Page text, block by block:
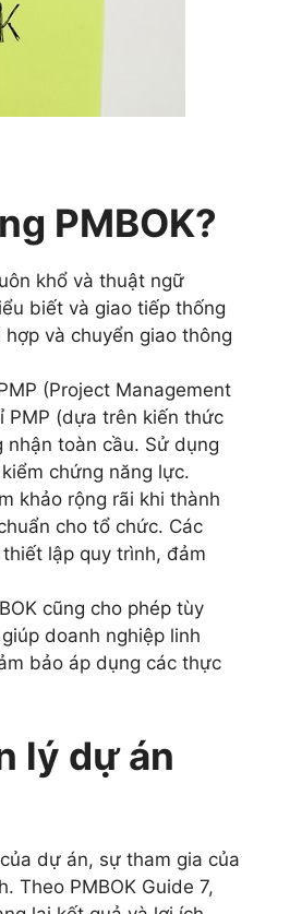
PMBOK?
khổ và thuật ngữ
biết và giao tiếp thống
và chuyển giao thông
(Project Management
PMP (dựa trên kiến thức
nhận toàn cầu. Sử dụng
chứng năng lực.
khảo rộng rãi khi thành
cho tổ chức. Các
lập quy trình, đảm
cũng cho phép tùy
doanh nghiệp linh
bảo áp dụng các thực
lý dự án
dự án, sự tham gia của
Theo PMBOK Guide 7,